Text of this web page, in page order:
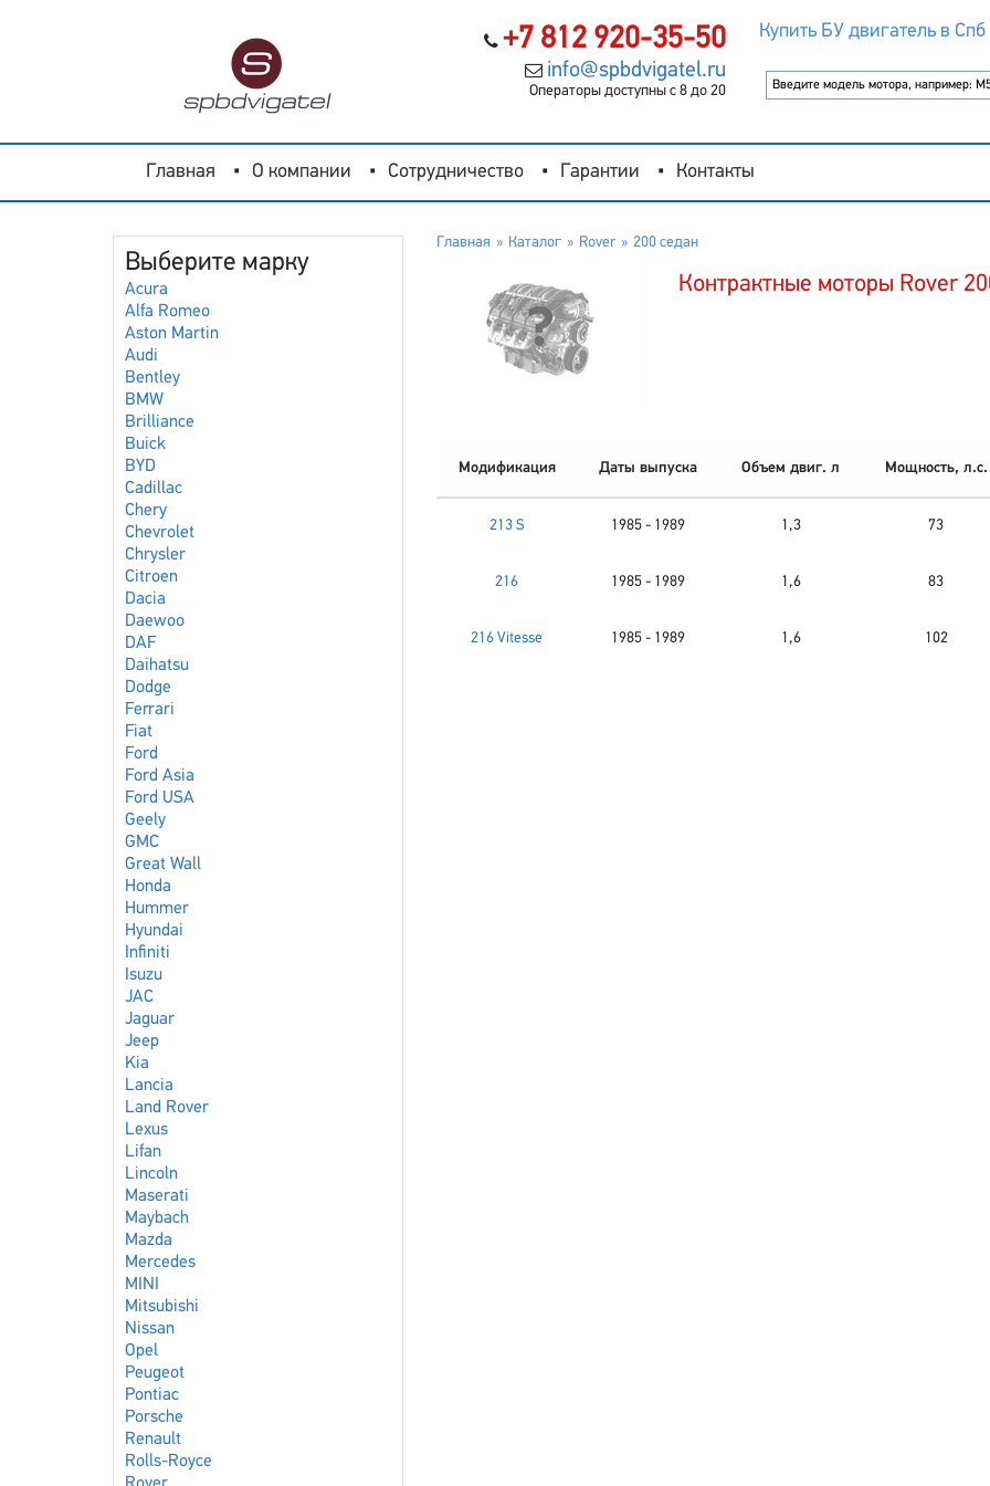
+7 812 920-35-50
info@spbdvigatel.ru
Операторы доступны с 8 до 20
Купить БУ двигатель в Спб
Главная О компании Сотрудничество Гарантии Контакты
Выберите марку
Acura
Alfa Romeo
Aston Martin
Audi
Bentley
BMW
Brilliance
Buick
BYD
Cadillac
Chery
Chevrolet
Chrysler
Citroen
Dacia
Daewoo
DAF
Daihatsu
Dodge
Ferrari
Fiat
Ford
Ford Asia
Ford USA
Geely
GMC
Great Wall
Honda
Hummer
Hyundai
Infiniti
Isuzu
JAC
Jaguar
Jeep
Kia
Lancia
Land Rover
Lexus
Lifan
Lincoln
Maserati
Maybach
Mazda
Mercedes
MINI
Mitsubishi
Nissan
Opel
Peugeot
Pontiac
Porsche
Renault
Rolls-Royce
Главная Каталог Rover 200 седан
Контрактные моторы Rover
Модификация Даты выпуска Объем двиг. л Мощность, л.с.
213 S 1985 - 1989 1,3 73
216 1985 - 1989 1,6 83
216 Vitesse 1985 - 1989 1,6 102